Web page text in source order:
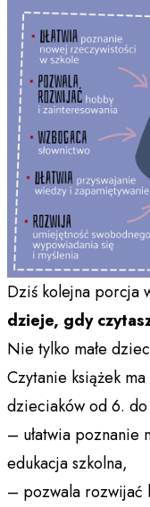
Dziś kolejna porcja
dzieje, gdy
Nie tylko małe
Czytanie książek
dzieciaków od 6.
– ułatwia poznanie
edukacja szkolna,
– pozwala rozwijać